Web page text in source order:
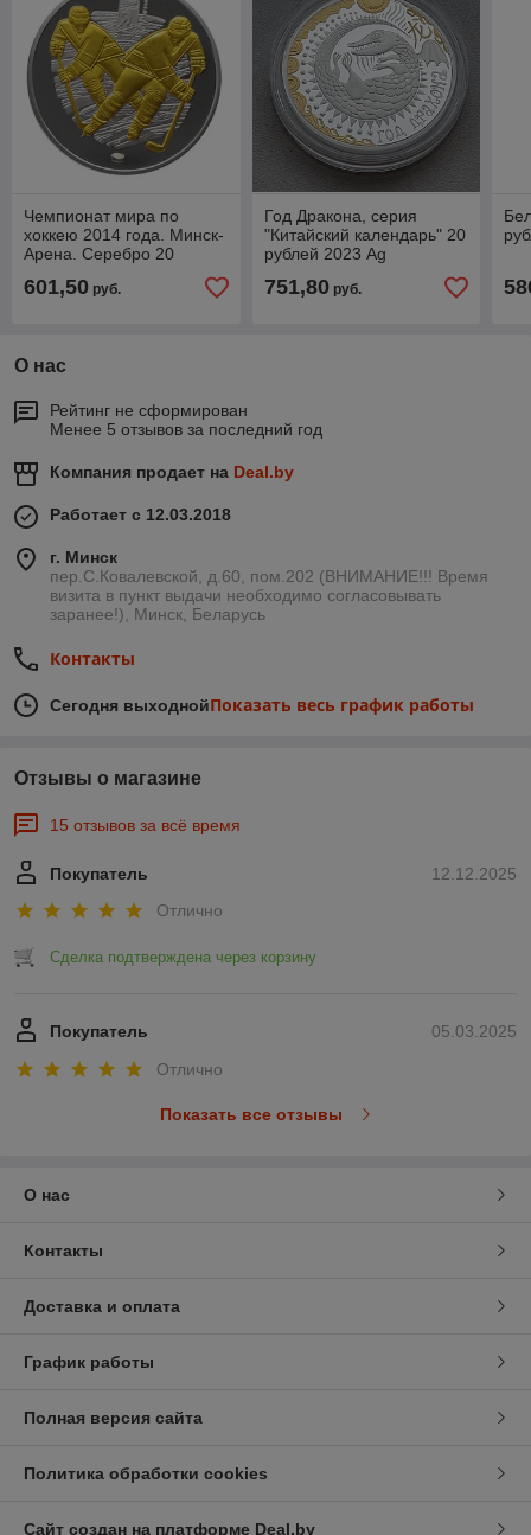
Чемпионат мира по
хоккею 2014 года. Минск-
Арена. Серебро 20
игроки KM# 480
601,50 руб.
Год Дракона, серия
"Китайский календарь" 20
рублей 2023 Ag
751,80руб.
О нас
Рейтинг не сформирован
Менее 5 отзывов за последний год
Компания продает на Deal.by
Работает с 12.03.2018
г. Минск
пер.С.Ковалевской, д.60, пом.202 (ВНИМАНИЕ!!! Время
визита в пункт выдачи необходимо согласовывать
заранее!), Минск, Беларусь
Контакты
Сегодня выходнойПоказать весь график работы
Отзывы о магазине
15 отзывов за всё время
12.12.2025
Покупатель
Отлично
Сделка подтверждена через корзину
05.03.2025
Покупатель
Отлично
Показать все отзывы
О нас
Контакты
Доставка и оплата
График работы
Полная версия сайта
Политика обработки cookies
Сайт создан на платформе Deal.by